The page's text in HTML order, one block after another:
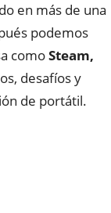
en más de una
podemos
comoSteam,
desafíos y
de portátil.